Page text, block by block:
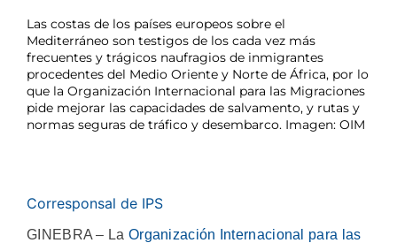
Las costas de los países europeos sobre el
Mediterráneo son testigos de los cada vez más
frecuentes y trágicos naufragios de inmigrantes
procedentes del Medio Oriente y Norte de África, por lo
que la Organización Internacional para las Migraciones
pide mejorar las capacidades de salvamento, y rutas y
normas seguras de tráfico y desembarco. Imagen: OIM
Corresponsal de IPS
GINEBRA – La Organización Internacional para las